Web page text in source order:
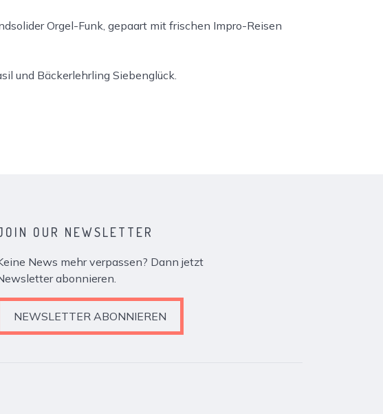
Orgel-Funk, gepaart mit frischen Impro-Reisen
und Bäckerlehrling Siebenglück.
OUR NEWSLETTER
News mehr verpassen? Dann jetzt
abonnieren.
NEWSLETTER ABONNIEREN